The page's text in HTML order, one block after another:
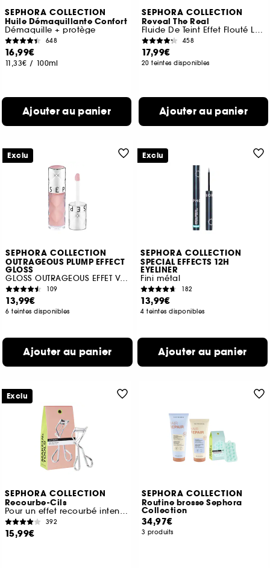
SEPHORA COLLECTION
Huile Démaquillante Confort
Démaquille + protège
648
16,99€
11,33€ / 100ml
Ajouter au panier
SEPHORA COLLECTION
Reveal The Real
Fluide De Teint Effet Flouté Lumineux
458
17,99€
20 teintes disponibles
Ajouter au panier
SEPHORA COLLECTION
OUTRAGEOUS PLUMP EFFECT
GLOSS
GLOSS OUTRAGEOUS EFFET VOLUME
109
13,99€
6 teintes disponibles
Ajouter au panier
Exclu
SEPHORA COLLECTION
SPECIAL EFFECTS 12H
EYELINER
Fini métal
182
13,99€
4 teintes disponibles
Ajouter au panier
Exclu
SEPHORA COLLECTION
Recourbe-Cils
Pour un effet recourbé intense
392
15,99€
Exclu
SEPHORA COLLECTION
Routine brosse Sephora
Collection
34,97€
3 produits